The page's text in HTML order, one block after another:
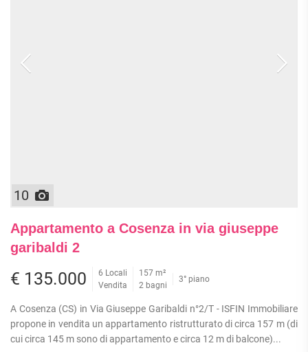
10
Appartamento a Cosenza in via giuseppe
garibaldi 2
€ 135.000
6 Locali
Vendita
157 m²
2 bagni
3° piano
A Cosenza (CS) in Via Giuseppe Garibaldi n°2/T - ISFIN Immobiliare
propone in vendita un appartamento ristrutturato di circa 157 m (di
cui circa 145 m sono di appartamento e circa 12 m di balcone)...